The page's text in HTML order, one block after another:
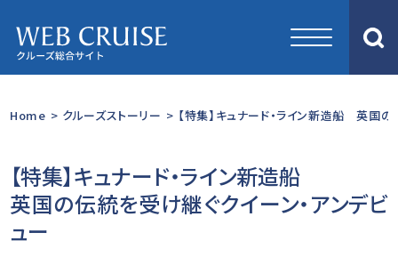
Home > クルーズストーリー > 【特集】キュナード・ライン新造船 英国
【特集】キュナード・ライン新造船
英国の伝統を受け継ぐクイーン・アンデビ
ュー